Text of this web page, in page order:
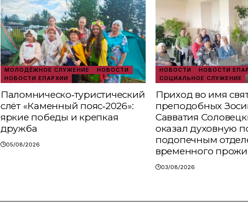
МОЛОДЁЖНОЕ СЛУЖЕНИЕ
НОВОСТИ
НОВОСТИ ЕПАРХИИ
Паломническо‑туристический
слёт «Каменный пояс‑2026»:
яркие победы и крепкая
дружба
05/08/2026
НОВОСТИ
НОВОСТИ
СОЦИАЛЬНОЕ СЛУЖЕНИЕ
Приход во имя
преподобных
Савватия
оказал духовную
подопечным
временного
03/08/2026